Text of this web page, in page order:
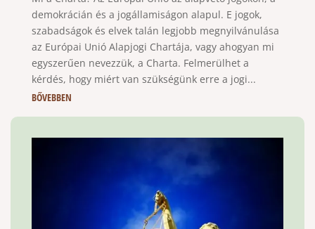
demokrácián és a jogállamiságon alapul. E jogok,
szabadságok és elvek talán legjobb megnyilvánulása
az Európai Unió Alapjogi Chartája, vagy ahogyan mi
egyszerűen nevezzük, a Charta. Felmerülhet a
kérdés, hogy miért van szükségünk erre a jogi...
BŐVEBBEN